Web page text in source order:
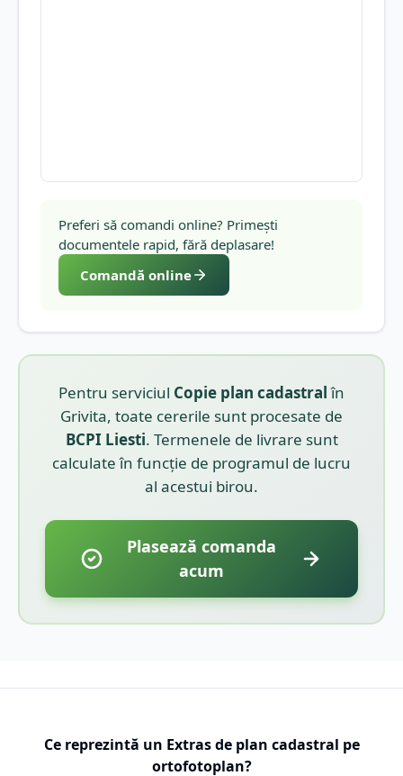
Preferi să comandi online? Primești
documentele rapid, fără deplasare!
Comandă online
Pentru serviciul Copie plan cadastralîn
Grivita, toate cererile sunt procesate de
BCPI Liesti. Termenele de livrare sunt
calculate în funcție de programul de lucru
al acestui birou.
Plasează comanda
acum
Ce reprezintă un Extras de plan cadastral pe
ortofotoplan?